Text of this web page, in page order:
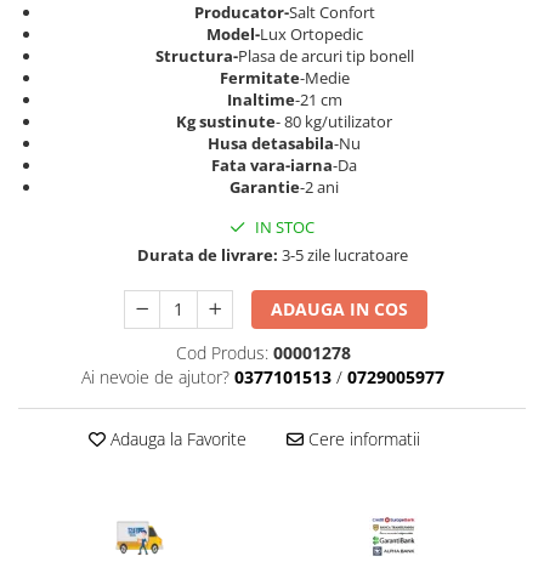
Saltele 140x200
Saltele 160x200
Saltele 180x200
Top saltele
Top saltele 5 cm
Top saltele MemoHR 6.5 cm
Saltele ieftine
Saltele cu plasa de arcuri
Saltele cu spuma
Etajere Birou
Dulap birou
Birouri
Scaune pentru birou
Scaune pentru vizitatori
Scaune manager
Mese bucatarie
Scaune pentru bucatarie
Mobila bucatarie
Seturi mese si scaune bucatarie
Mobilier hol
Suporturi si rafturi pantofi
Seturi mobilier hol
Producator-Salt Confort
Model-Lux Ortopedic
Structura-Plasa de arcuri tip bonell
Fermitate-Medie
Inaltime-21 cm
Kg sustinute- 80 kg/utilizator
Husa detasabila-Nu
Fata vara-iarna-Da
Garantie-2 ani
IN STOC
Durata de livrare: 3-5 zile lucratoare
ADAUGA IN COS
Cod Produs: 00001278
Ai nevoie de ajutor? 0377101513 / 0729005977
Adauga la Favorite Cere informatii